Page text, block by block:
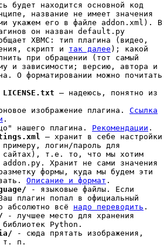
будет находится основной код
название не имеет значения
укажем его в файле addon.xml). В
он назван default.py
XBMC: тип плагина (видео,
скрипт и так далее ); какой
при обращении (тот самый
и зависимости; версию, автора и
О форматировании можно почитать
LICENSE.txt – надеюсь, понятно из
изображение плагина. Ссылка
.
нашего плагина. Рекомендации .
– хранит в себе настройки
логин/пароль для
сайтах), т.е. то, что мы хотим
addon.py. Хранит не сами значения
формы, куда мы будем эти
Описание и формат .
- языковые файлы. Если
плагин попал в официальный
абсолютно всё надо переводить .
- лучшее место для хранения
библиотек Python.
- сюда прятать изображения,
т. п.